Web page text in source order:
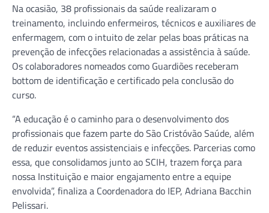
Na ocasião, 38 profissionais da saúde realizaram o
treinamento, incluindo enfermeiros, técnicos e auxiliares de
enfermagem, com o intuito de zelar pelas boas práticas na
prevenção de infecções relacionadas a assistência à saúde.
Os colaboradores nomeados como Guardiões receberam
bottom de identificação e certificado pela conclusão do
curso.
“A educação é o caminho para o desenvolvimento dos
profissionais que fazem parte do São Cristóvão Saúde, além
de reduzir eventos assistenciais e infecções. Parcerias como
essa, que consolidamos junto ao SCIH, trazem força para
nossa Instituição e maior engajamento entre a equipe
envolvida”, finaliza a Coordenadora do IEP, Adriana Bacchin
Pelissari.